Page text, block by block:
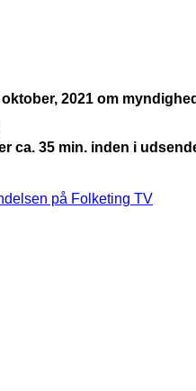
2021 om
ca. 35 min. inden i
på Folketing TV